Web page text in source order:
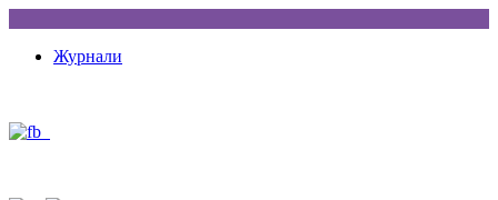
Журнали